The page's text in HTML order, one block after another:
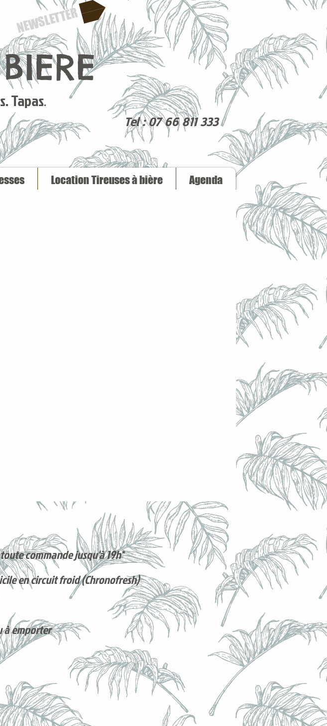
Tapas.
NEWSLETTER
Tel : 07 66 811 333
Location Tireuses à bière Agenda
commande jusqu'à 19h*
en circuit froid (Chronofresh)
à emporter